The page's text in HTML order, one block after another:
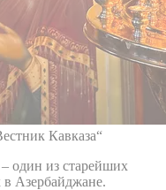
Кавказа“
один из старейших
Азербайджане.